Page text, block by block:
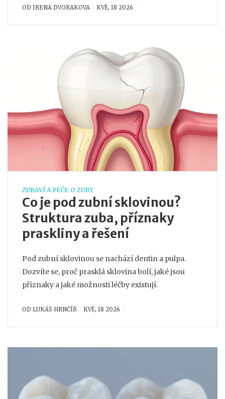
OD IRENA DVORAKOVA KVĚ, 18 2026
ZDRAVÍ A PÉČE O ZUBY
Co je pod zubní sklovinou?
Struktura zuba, příznaky
praskliny a řešení
Pod zubní sklovinou se nachází dentin a pulpa.
Dozvíte se, proč prasklá sklovina bolí, jaké jsou
příznaky a jaké možnosti léčby existují.
OD LUKÁŠ HRNČÍŘ KVĚ, 18 2026